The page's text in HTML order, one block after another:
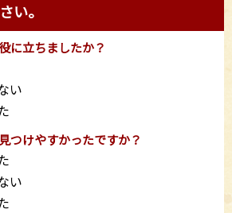
い。
に立ちましたか？
い
つけやすかったですか？
い